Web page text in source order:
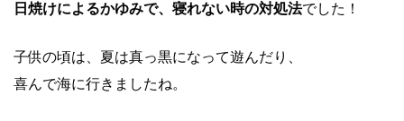
日焼けによるかゆみで、寝れない時の対処法でした！
子供の頃は、夏は真っ黒になって遊んだり、
喜んで海に行きましたね。